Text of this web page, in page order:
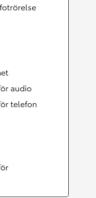
audio
telefon